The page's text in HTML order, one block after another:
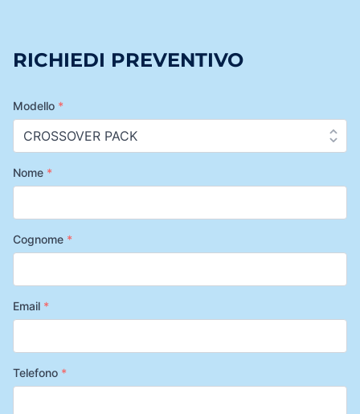
RICHIEDI PREVENTIVO
Modello *
Nome *
Cognome *
Email *
Telefono *